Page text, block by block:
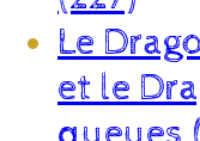
Le
et le